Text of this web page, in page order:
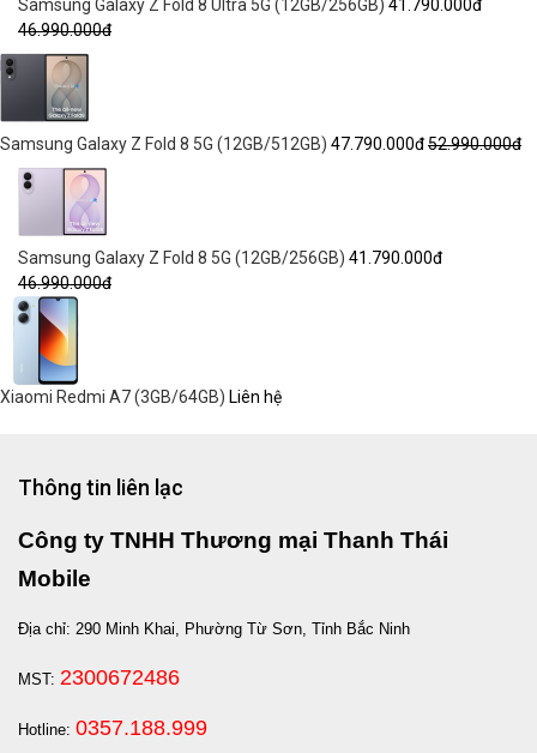
Samsung Galaxy Z Fold 8 Ultra 5G (12GB/256GB) 41.790.000đ
46.990.000đ
Samsung Galaxy Z Fold 8 5G (12GB/512GB) 47.790.000đ52.990.000đ
Samsung Galaxy Z Fold 8 5G (12GB/256GB) 41.790.000đ
46.990.000đ
Xiaomi Redmi A7 (3GB/64GB) Liên hệ
Thông tin liên lạc
Công ty TNHH Thương mại Thanh Thái
Mobile
Địa chỉ: 290 Minh Khai, Phường Từ Sơn, Tỉnh Bắc Ninh
MST: 2300672486
Hotline: 0357.188.999